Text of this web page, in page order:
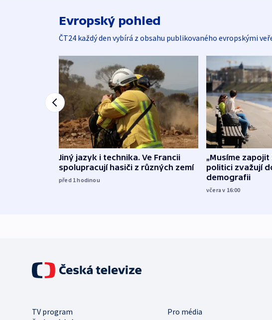
Evropský pohled
ČT24 každý den vybírá z obsahu publikovaného evropskými
Jiný jazyk i technika. Ve Francii
spolupracují hasiči z různých zemí
před 1hodinou
„Musíme
politici zvažují
demografii
včera v 16:00
TV program
Pro média